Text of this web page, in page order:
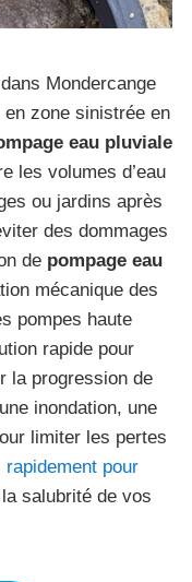
Mondercange
zone sinistrée en
eau pluviale
les volumes d’eau
ou jardins après
des dommages
de pompage eau
mécanique des
pompes haute
rapide pour
la progression de
inondation, une
limiter les pertes
rapidement pour
salubrité de vos